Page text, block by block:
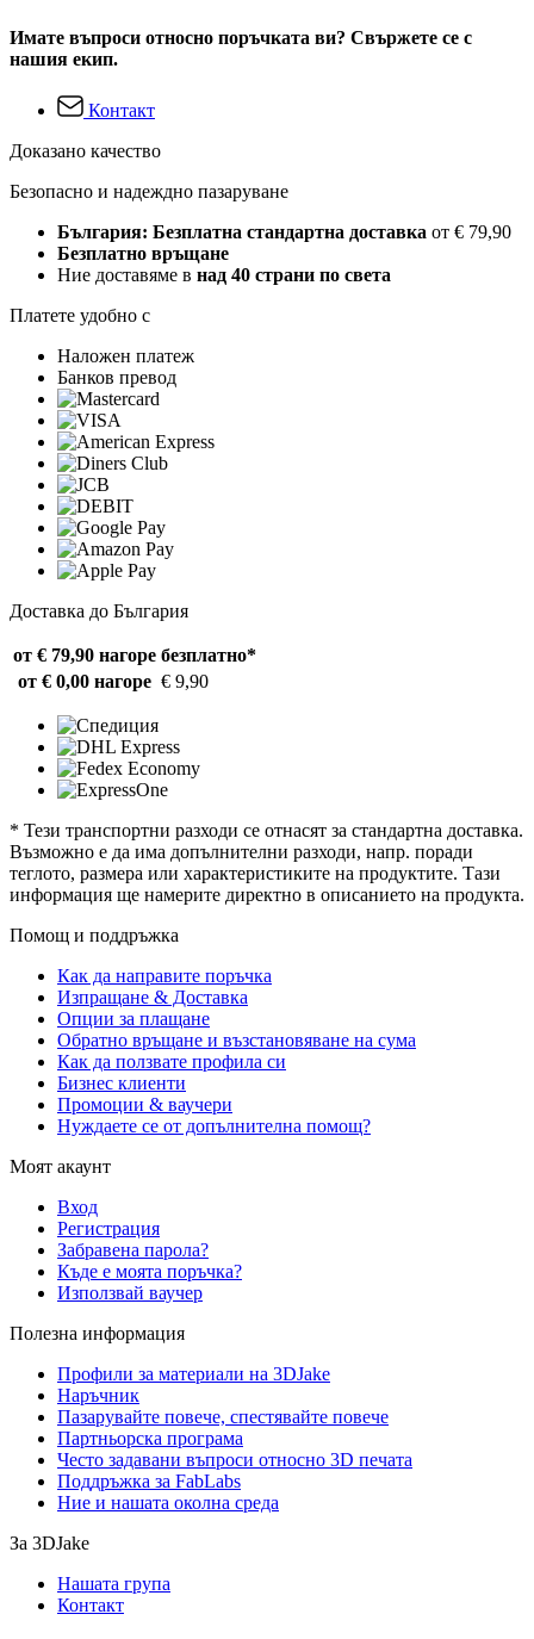
Имате въпроси относно поръчката ви? Свържете се с
нашия екип.
Контакт
Доказано качество
Безопасно и надеждно пазаруване
България: Безплатна стандартна доставка от € 79,90
Безплатно връщане
Ние доставяме в над 40 страни по света
Платете удобно с
Наложен платеж
Банков превод
Доставка до България
от € 79,90 нагоре безплатно*
от € 0,00 нагоре € 9,90
* Тези транспортни разходи се отнасят за стандартна доставка.
Възможно е да има допълнителни разходи, напр. поради
теглото, размера или характеристиките на продуктите. Тази
информация ще намерите директно в описанието на продукта.
Помощ и поддръжка
Как да направите поръчка
Изпращане & Доставка
Опции за плащане
Обратно връщане и възстановяване на сума
Как да ползвате профила си
Бизнес клиенти
Промоции & ваучери
Нуждаете се от допълнителна помощ?
Моят акаунт
Вход
Регистрация
Забравена парола?
Къде е моята поръчка?
Използвай ваучер
Полезна информация
Профили за материали на 3DJake
Наръчник
Пазарувайте повече, спестявайте повече
Партньорска програма
Често задавани въпроси относно 3D печата
Поддръжка за FabLabs
Ние и нашата околна среда
За 3DJake
Нашата група
Контакт